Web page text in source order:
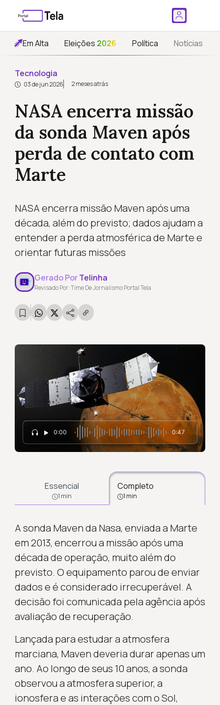
Em Alta Eleições 2026 Política Notícias
Tecnologia
03 de jun 2026 2 meses atrás
NASA encerra missão
da sonda Maven após
perda de contato com
Marte
NASA encerra missão Maven após uma
década, além do previsto; dados ajudam a
entender a perda atmosférica de Marte e
orientar futuras missões
Gerado PorTelinha
Revisado Por: Time De Jornalismo Portal Tela
0:00 0:47
Essencial
1 min
Completo
1 min
A sonda Maven da Nasa, enviada a Marte
em 2013, encerrou a missão após uma
década de operação, muito além do
previsto. O equipamento parou de enviar
dados e é considerado irrecuperável. A
decisão foi comunicada pela agência após
avaliação de recuperação.
Lançada para estudar a atmosfera
marciana, Maven deveria durar apenas um
ano. Ao longo de seus 10 anos, a sonda
observou a atmosfera superior, a
ionosfera e as interações com o Sol,